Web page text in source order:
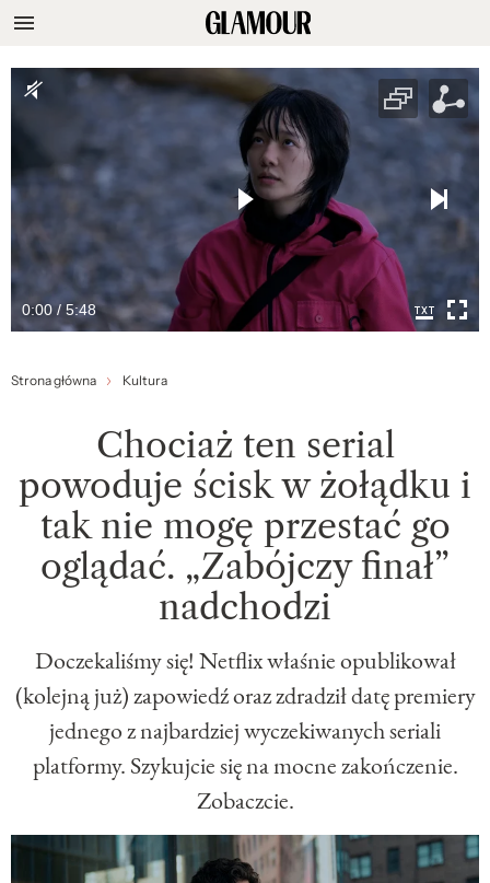
0:00 / 5:48
Strona główna Kultura
Chociaż ten serial
powoduje ścisk w żołądku i
tak nie mogę przestać go
oglądać. „Zabójczy finał”
nadchodzi
Doczekaliśmy się! Netflix właśnie opublikował
(kolejną już) zapowiedź oraz zdradził datę premiery
jednego z najbardziej wyczekiwanych seriali
platformy. Szykujcie się na mocne zakończenie.
Zobaczcie.